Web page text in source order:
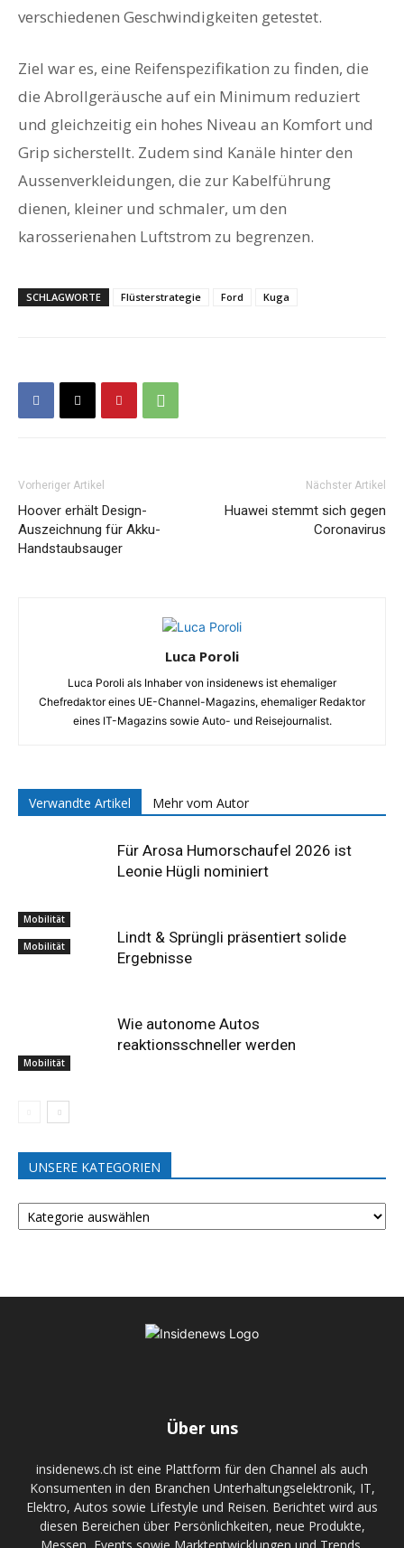
verschiedenen Geschwindigkeiten getestet.
Ziel war es, eine Reifenspezifikation zu finden, die
die Abrollgeräusche auf ein Minimum reduziert
und gleichzeitig ein hohes Niveau an Komfort und
Grip sicherstellt. Zudem sind Kanäle hinter den
Aussenverkleidungen, die zur Kabelführung
dienen, kleiner und schmaler, um den
karosserienahen Luftstrom zu begrenzen.
SCHLAGWORTE Flüsterstrategie Ford Kuga
Vorheriger Artikel
Hoover erhält Design-
Auszeichnung für Akku-
Handstaubsauger
Nächster Artikel
Huawei stemmt sich gegen
Coronavirus
Luca Poroli
Luca Poroli als Inhaber von insidenews ist ehemaliger
Chefredaktor eines UE-Channel-Magazins, ehemaliger Redaktor
eines IT-Magazins sowie Auto- und Reisejournalist.
Verwandte Artikel Mehr vom Autor
Mobilität
Für Arosa Humorschaufel 2026 ist
Leonie Hügli nominiert
Mobilität
Lindt & Sprüngli präsentiert solide
Ergebnisse
Mobilität
Wie autonome Autos
reaktionsschneller werden
UNSERE KATEGORIEN
UNSERE
KATEGORIEN
Über uns
insidenews.ch ist eine Plattform für den Channel als auch
Konsumenten in den Branchen Unterhaltungselektronik, IT,
Elektro, Autos sowie Lifestyle und Reisen. Berichtet wird aus
diesen Bereichen über Persönlichkeiten, neue Produkte,